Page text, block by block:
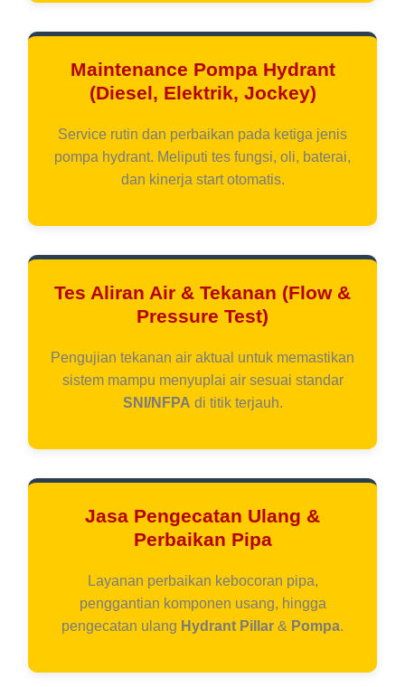
Maintenance Pompa Hydrant
(Diesel, Elektrik, Jockey)
Service rutin dan perbaikan pada ketiga jenis
pompa hydrant. Meliputi tes fungsi, oli, baterai,
dan kinerja start otomatis.
Tes Aliran Air & Tekanan (Flow &
Pressure Test)
Pengujian tekanan air aktual untuk memastikan
sistem mampu menyuplai air sesuai standar
SNI/NFPA di titik terjauh.
Jasa Pengecatan Ulang &
Perbaikan Pipa
Layanan perbaikan kebocoran pipa,
penggantian komponen usang, hingga
pengecatan ulang Hydrant Pillar & Pompa.